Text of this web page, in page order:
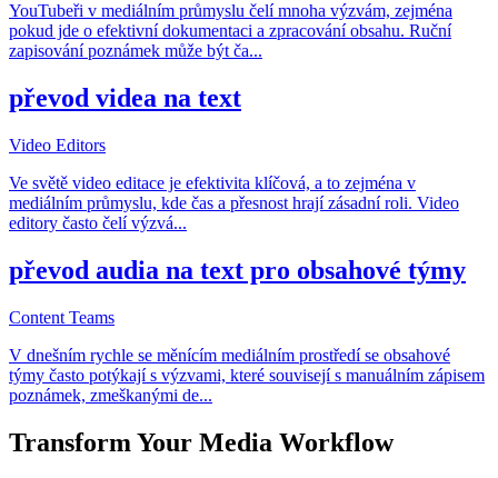
YouTubeři v mediálním průmyslu čelí mnoha výzvám, zejména
pokud jde o efektivní dokumentaci a zpracování obsahu. Ruční
zapisování poznámek může být ča...
převod videa na text
Video Editors
Ve světě video editace je efektivita klíčová, a to zejména v
mediálním průmyslu, kde čas a přesnost hrají zásadní roli. Video
editory často čelí výzvá...
převod audia na text pro obsahové týmy
Content Teams
V dnešním rychle se měnícím mediálním prostředí se obsahové
týmy často potýkají s výzvami, které souvisejí s manuálním zápisem
poznámek, zmeškanými de...
Transform Your Media Workflow